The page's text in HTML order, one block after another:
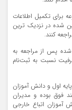
برای تکمیل اطلاعات
شده در نزدیک ترین
کنند.
شده پس از مراجعه به
نسبت به ثبت‌نام
اول و دانش آموزان
فوق بوده و مدیران
آموزان اتباع خارجی